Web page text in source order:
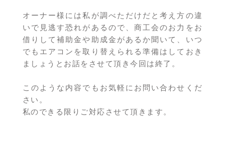
オーナー様には私が調べただけだと考え方の違
いで見逃す恐れがあるので、商工会のお力をお
借りして補助金や助成金があるか聞いて、いつ
でもエアコンを取り替えられる準備はしておき
ましょうとお話をさせて頂き今回は終了。
このような内容でもお気軽にお問い合わせくだ
さい。
私のできる限りご対応させて頂きます。